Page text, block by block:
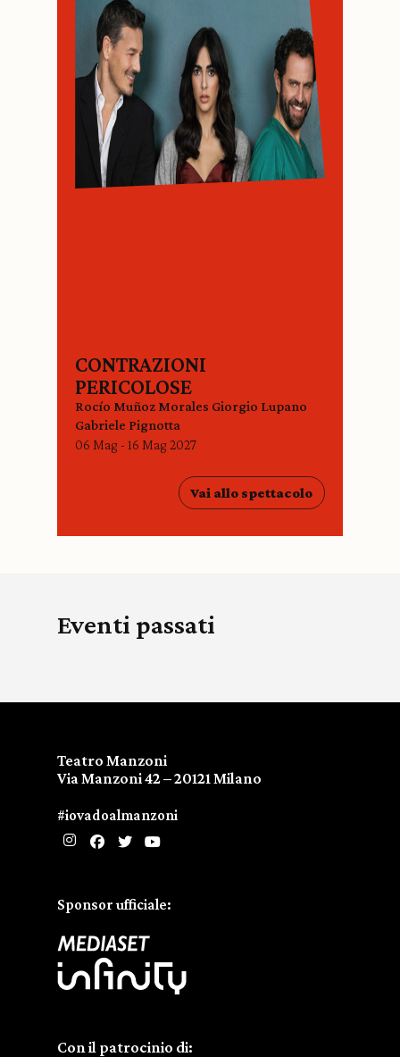
CONTRAZIONI
PERICOLOSE
Rocío Muñoz Morales Giorgio Lupano
Gabriele Pignotta
06 Mag - 16 Mag 2027
Vai allo spettacolo
Eventi passati
Teatro Manzoni
Via Manzoni 42 – 20121 Milano
#iovadoalmanzoni
Sponsor ufficiale:
Con il patrocinio di: